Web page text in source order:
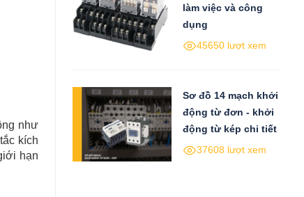
như
kích
hạn
làm việc và công
dụng
45650 lượt xem
Sơ đồ 14 mạch khởi
động từ đơn - khởi
động từ kép chi tiết
37608 lượt xem